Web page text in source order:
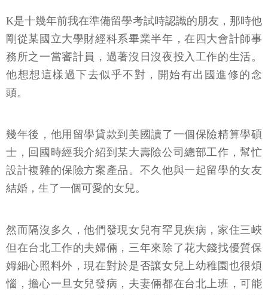
K是十幾年前我在準備留學考試時認識的朋友，那時他
剛從某國立大學財經科系畢業半年，在四大會計師事
務所之一當審計員，過著沒日沒夜投入工作的生活。
他想想這樣過下去似乎不對，開始有出國進修的念
頭。
幾年後，他用留學貸款到美國讀了一個保險精算學碩
士，回國時經我介紹到某大壽險公司總部工作，幫忙
設計複雜的保險方案產品。不久他與一起留學的女友
結婚，生了一個可愛的女兒。
然而隔沒多久，他們發現女兒有罕見疾病，家住三峽
但在台北工作的夫婦倆，三年來除了花大錢找優質保
姆細心照料外，現在對於是否讓女兒上幼稚園也很煩
惱，擔心一旦女兒發病，夫妻倆都在台北上班，可能